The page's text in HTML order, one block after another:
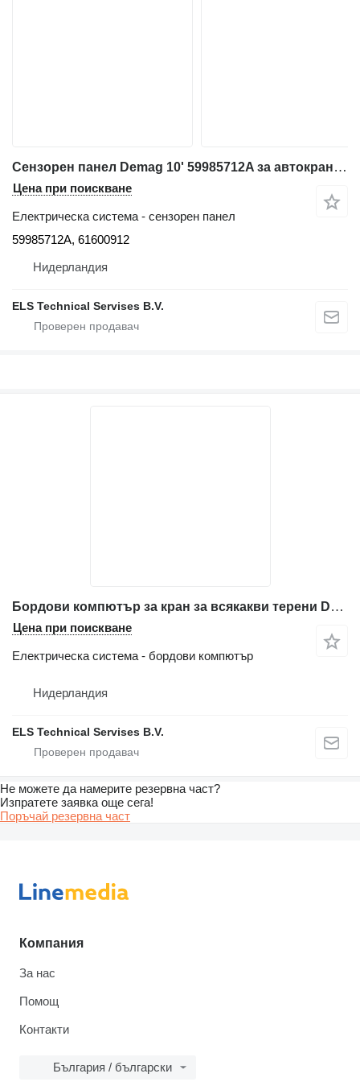
Сензорен панел Demag 10' 59985712A за автокран Demag AC50, AC160, AC200
Цена при поискване
Електрическа система - сензорен панел
59985712A, 61600912
Нидерландия
ELS Technical Servises B.V.
Бордови компютър за кран за всякакви терени Demag AC50, AC100, AC120, AC250, AC300, CH3160, CH3180
Цена при поискване
Електрическа система - бордови компютър
Нидерландия
ELS Technical Servises B.V.
Не можете да намерите резервна част?
Изпратете заявка още сега!
Поръчай резервна част
Компания
За нас
Помощ
Контакти
България / български